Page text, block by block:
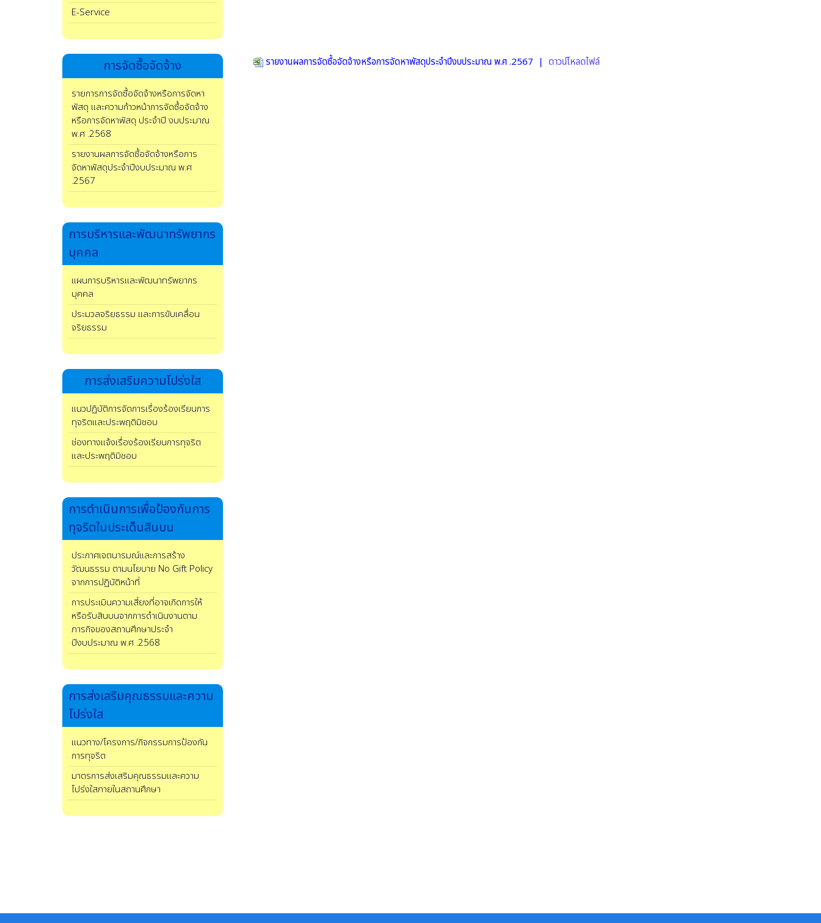
E-Service
การจัดซื้อจัดจ้าง
รายการการจัดซื้อจัดจ้างหรือการจัดหา
พัสดุ และความก้าวหน้าการจัดซื้อจัดจ้าง
หรือการจัดหาพัสดุ ประจำปี งบประมาณ
พ.ศ .2568
รายงานผลการจัดซื้อจัดจ้างหรือการ
จัดหาพัสดุประจำปีงบประมาณ พ.ศ
.2567
การบริหารและพัฒนาทรัพยากร
บุคคล
แผนการบริหารและพัฒนาทรัพยากร
บุคคล
ประมวลจริยธรรม และการขับเคลื่อน
จริยธรรม
การส่งเสริมความโปร่งใส
แนวปฏิบัติการจัดการเรื่องร้องเรียนการ
ทุจริตและประพฤติมิชอบ
ช่องทางแจ้งเรื่องร้องเรียนการทุจริต
และประพฤติมิชอบ
การดําเนินการเพื่อป้องกันการ
ทุจริตในประเด็นสินบน
ประกาศเจตนารมณ์และการสร้าง
วัฒนธรรม ตามนโยบาย No Gift Policy
จากการปฏิบัติหน้าที่
การประเมินความเสี่ยงที่อาจเกิดการให้
หรือรับสินบนจากการดำเนินงานตาม
ภารกิจของสถานศึกษาประจำ
ปีงบประมาณ พ.ศ .2568
การส่งเสริมคุณธรรมและความ
โปร่งใส
แนวทาง/โครงการ/กิจกรรมการป้องกัน
การทุจริต
มาตรการส่งเสริมคุณธรรมและความ
โปร่งใสภายในสถานศึกษา
รายงานผลการจัดซื้อจัดจ้างหรือการจัดหาพัสดุประจำปีงบประมาณ พ.ศ .2567 | ดาวน์โหลดไฟล์